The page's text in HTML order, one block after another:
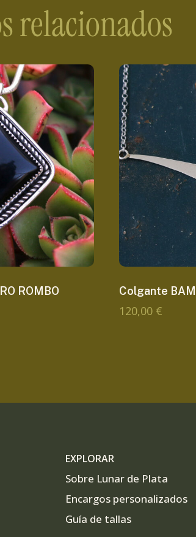
relacionados
ROMBO Colgante
120,00 €
EXPLORAR
Sobre Lunar de Plata
Encargos personalizados
Guía de tallas